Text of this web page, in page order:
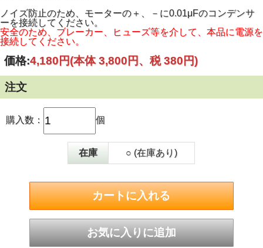
ノイズ防止のため、モーターの＋、－に0.01μFのコンデンサ
ーを接続してください。
安全のため、ブレーカー、ヒューズ等を介して、本品に電源を
接続してください。
価格:4,180円(本体 3,800円、税 380円)
注文
購入数： 個
在庫 ○ (在庫あり)